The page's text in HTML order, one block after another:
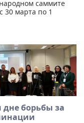
саммите
30 марта по 1
борьбы за